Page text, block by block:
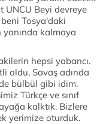
UNCU Beyi devreye
Tosya'daki
yanında kalmaya
hepsi yabancı.
oldu, Savaş adında
bülbül gibi idim.
Türkçe ve sınıf
kalktık. Bizlere
yerimize oturduk.